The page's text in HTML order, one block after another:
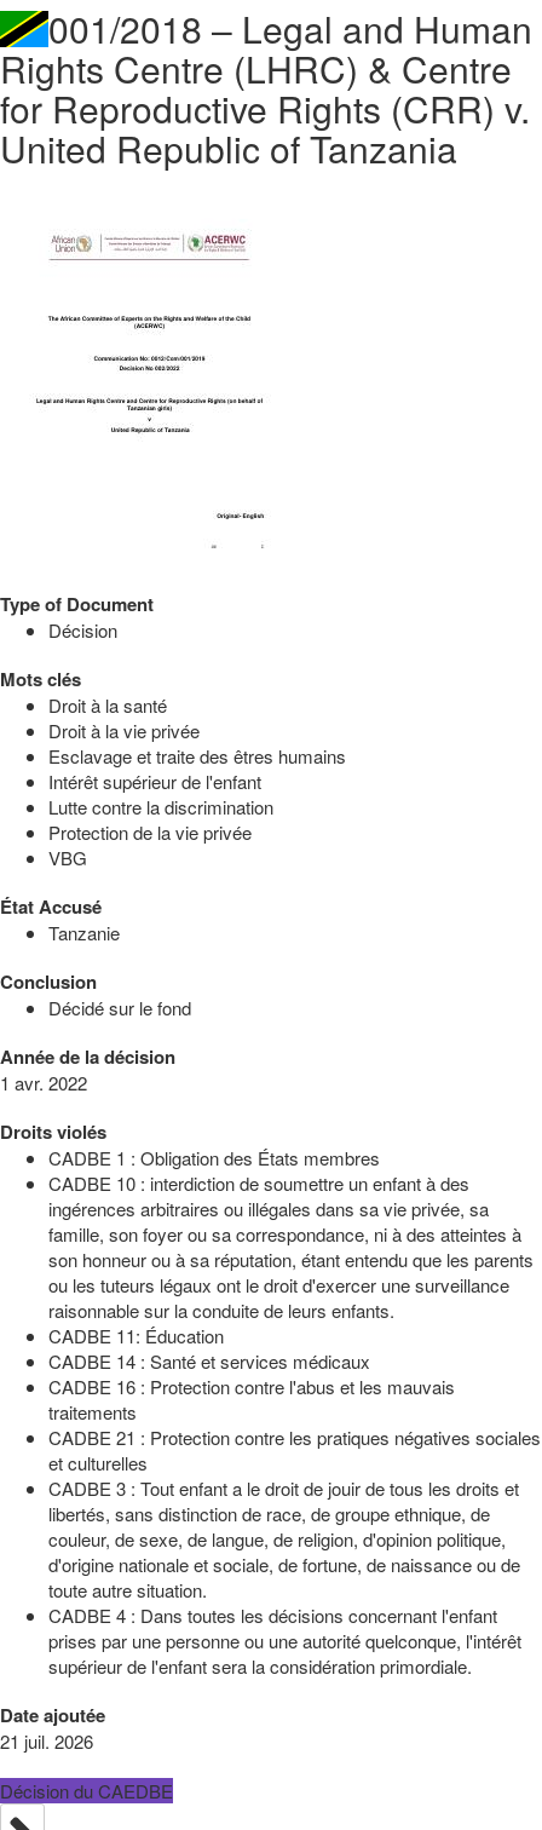
001/2018 – Legal and Human
Rights Centre (LHRC) & Centre
for Reproductive Rights (CRR) v.
United Republic of Tanzania
Type of Document
Décision
Mots clés
Droit à la santé
Droit à la vie privée
Esclavage et traite des êtres humains
Intérêt supérieur de l'enfant
Lutte contre la discrimination
Protection de la vie privée
VBG
État Accusé
Tanzanie
Conclusion
Décidé sur le fond
Année de la décision
1 avr. 2022
Droits violés
CADBE 1 : Obligation des États membres
CADBE 10 : interdiction de soumettre un enfant à des
ingérences arbitraires ou illégales dans sa vie privée, sa
famille, son foyer ou sa correspondance, ni à des atteintes à
son honneur ou à sa réputation, étant entendu que les parents
ou les tuteurs légaux ont le droit d'exercer une surveillance
raisonnable sur la conduite de leurs enfants.
CADBE 11: Éducation
CADBE 14 : Santé et services médicaux
CADBE 16 : Protection contre l'abus et les mauvais
traitements
CADBE 21 : Protection contre les pratiques négatives sociales
et culturelles
CADBE 3 : Tout enfant a le droit de jouir de tous les droits et
libertés, sans distinction de race, de groupe ethnique, de
couleur, de sexe, de langue, de religion, d'opinion politique,
d'origine nationale et sociale, de fortune, de naissance ou de
toute autre situation.
CADBE 4 : Dans toutes les décisions concernant l'enfant
prises par une personne ou une autorité quelconque, l'intérêt
supérieur de l'enfant sera la considération primordiale.
Date ajoutée
21 juil. 2026
Décision du CAEDBE